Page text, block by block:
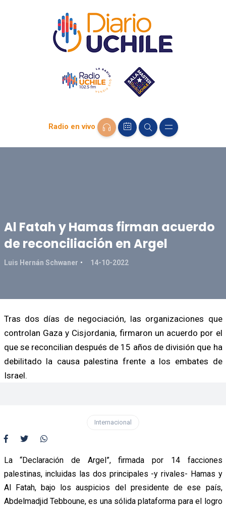
Radio en vivo
Al Fatah y Hamas firman acuerdo
de reconciliación en Argel
Luis Hernán Schwaner 14-10-2022
Tras dos días de negociación, las organizaciones que
controlan Gaza y Cisjordania, firmaron un acuerdo por el
que se reconcilian después de 15 años de división que ha
debilitado la causa palestina frente a los embates de
Israel.
Internacional
La “Declaración de Argel”, firmada por 14 facciones
palestinas, incluidas las dos principales -y rivales- Hamas y
Al Fatah, bajo los auspicios del presidente de ese país,
Abdelmadjid Tebboune, es una sólida plataforma para el logro